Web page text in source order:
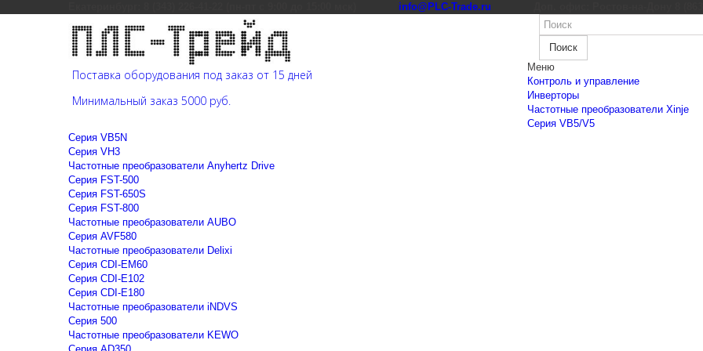
info@PLC-Trade.ru
Поставка оборудования под заказ от 15 дней
Минимальный заказ 5000 руб.
Поиск
Меню
Контроль и управление
Инверторы
Частотные преобразователи Xinje
Cерия VB5/V5
Cерия VB5N
Cерия VH3
Частотные преобразователи Anyhertz Drive
Серия FST-500
Серия FST-650S
Серия FST-800
Частотные преобразователи AUBO
Серия AVF580
Частотные преобразователи Delixi
Серия CDI-EM60
Серия CDI-E102
Серия CDI-E180
Частотные преобразователи iNDVS
Серия 500
Частотные преобразователи KEWO